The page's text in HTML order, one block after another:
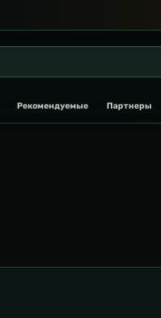
Рекомендуемые Партнеры